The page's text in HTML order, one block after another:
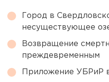
Город в
несуществующее
Возвращение
преждевременным
Приложение УБРиР